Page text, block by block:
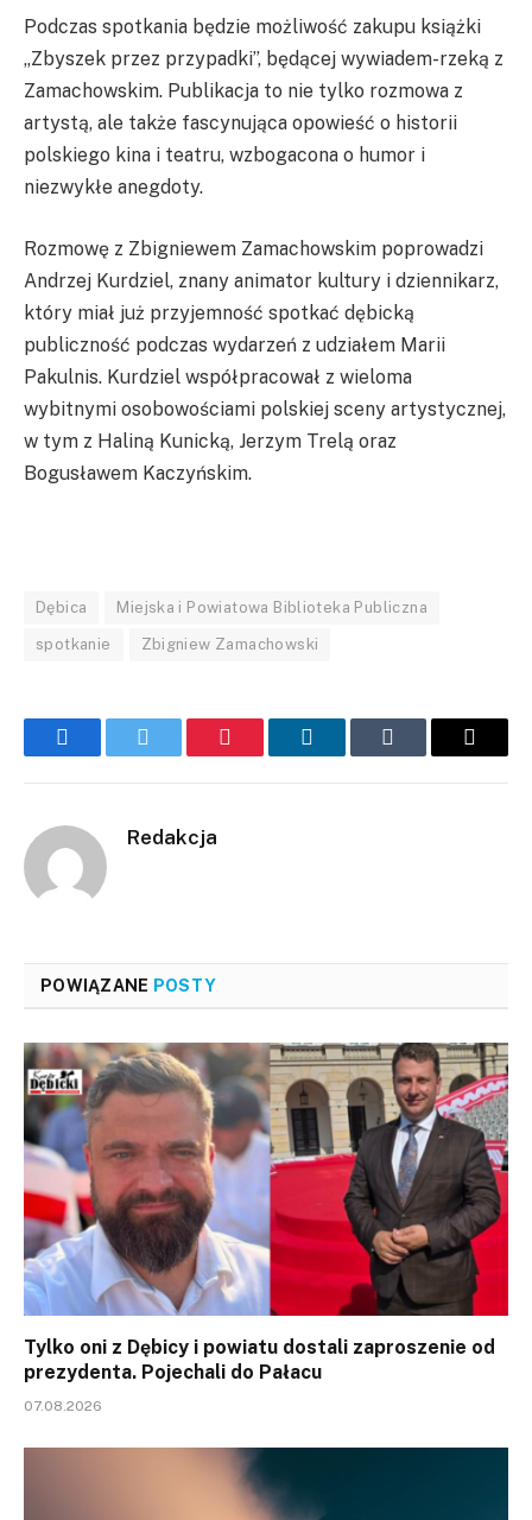
Podczas spotkania będzie możliwość zakupu książki
„Zbyszek przez przypadki”, będącej wywiadem-rzeką z
Zamachowskim. Publikacja to nie tylko rozmowa z
artystą, ale także fascynująca opowieść o historii
polskiego kina i teatru, wzbogacona o humor i
niezwykłe anegdoty.
Rozmowę z Zbigniewem Zamachowskim poprowadzi
Andrzej Kurdziel, znany animator kultury i dziennikarz,
który miał już przyjemność spotkać dębicką
publiczność podczas wydarzeń z udziałem Marii
Pakulnis. Kurdziel współpracował z wieloma
wybitnymi osobowościami polskiej sceny artystycznej,
w tym z Haliną Kunicką, Jerzym Trelą oraz
Bogusławem Kaczyńskim.
Dębica Miejska i Powiatowa Biblioteka Publiczna
spotkanie Zbigniew Zamachowski
FacebookTwitter Pinterest LinkedInTumblr Email
Redakcja
POWIĄZANE POSTY
Tylko oni z Dębicy i powiatu dostali zaproszenie od
prezydenta. Pojechali do Pałacu
07.08.2026